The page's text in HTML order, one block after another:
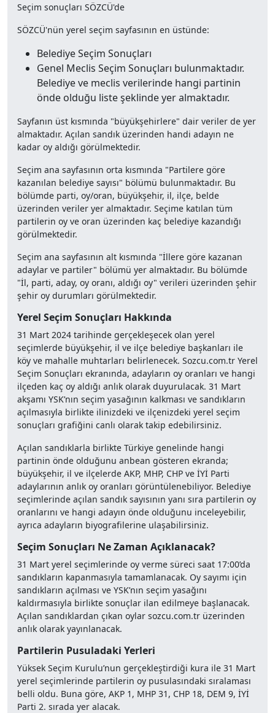
Seçim sonuçları SÖZCÜ'de
SÖZCÜ'nün yerel seçim sayfasının en üstünde:
Belediye Seçim Sonuçları
Genel Meclis Seçim Sonuçları bulunmaktadır.
Belediye ve meclis verilerinde hangi partinin
önde olduğu liste şeklinde yer almaktadır.
Sayfanın üst kısmında "büyükşehirlere" dair veriler de yer
almaktadır. Açılan sandık üzerinden handi adayın ne
kadar oy aldığı görülmektedir.
Seçim ana sayfasının orta kısmında "Partilere göre
kazanılan belediye sayısı" bölümü bulunmaktadır. Bu
bölümde parti, oy/oran, büyükşehir, il, ilçe, belde
üzerinden veriler yer almaktadır. Seçime katılan tüm
partilerin oy ve oran üzerinden kaç belediye kazandığı
görülmektedir.
Seçim ana sayfasının alt kısmında "İllere göre kazanan
adaylar ve partiler" bölümü yer almaktadır. Bu bölümde
"İl, parti, aday, oy oranı, aldığı oy" verileri üzerinden şehir
şehir oy durumları görülmektedir.
Yerel Seçim Sonuçları Hakkında
31 Mart 2024 tarihinde gerçekleşecek olan yerel
seçimlerde büyükşehir, il ve ilçe belediye başkanları ile
köy ve mahalle muhtarları belirlenecek. Sozcu.com.tr Yerel
Seçim Sonuçları ekranında, adayların oy oranları ve hangi
ilçeden kaç oy aldığı anlık olarak duyurulacak. 31 Mart
akşamı YSK’nın seçim yasağının kalkması ve sandıkların
açılmasıyla birlikte ilinizdeki ve ilçenizdeki yerel seçim
sonuçları grafiğini canlı olarak takip edebilirsiniz.
Açılan sandıklarla birlikte Türkiye genelinde hangi
partinin önde olduğunu anbean gösteren ekranda;
büyükşehir, il ve ilçelerde AKP, MHP, CHP ve İYİ Parti
adaylarının anlık oy oranları görüntülenebiliyor. Belediye
seçimlerinde açılan sandık sayısının yanı sıra partilerin oy
oranlarını ve hangi adayın önde olduğunu inceleyebilir,
ayrıca adayların biyografilerine ulaşabilirsiniz.
Seçim Sonuçları Ne Zaman Açıklanacak?
31 Mart yerel seçimlerinde oy verme süreci saat 17:00’da
sandıkların kapanmasıyla tamamlanacak. Oy sayımı için
sandıkların açılması ve YSK’nın seçim yasağını
kaldırmasıyla birlikte sonuçlar ilan edilmeye başlanacak.
Açılan sandıklardan çıkan oylar sozcu.com.tr üzerinden
anlık olarak yayınlanacak.
Partilerin Pusuladaki Yerleri
Yüksek Seçim Kurulu’nun gerçekleştirdiği kura ile 31 Mart
yerel seçimlerinde partilerin oy pusulasındaki sıralaması
belli oldu. Buna göre, AKP 1, MHP 31, CHP 18, DEM 9, İYİ
Parti 2. sırada yer alacak.